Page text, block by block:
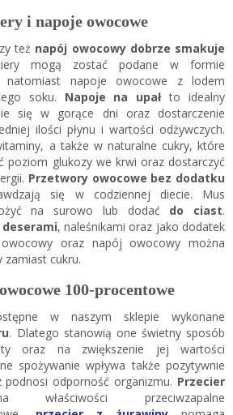
i napoje owocowe
też napój owocowy dobrze smakuje
mogą zostać podane w formie
natomiast napoje owocowe z lodem
soku. Napoje na upałto idealny
się w gorące dni oraz dostarczenie
ilości płynu i wartości odżywczych.
a także w naturalne cukry, które
poziom glukozy we krwi oraz dostarczyć
Przetwory owocowe bez dodatku
się w codziennej diecie. Mus
na surowo lub dodać do ciast.
, naleśnikami oraz jako dodatek
oraz napój owocowy można
zamiast cukru.
100-procentowe
w naszym sklepie wykonane
. Dlatego stanowią one świetny sposób
oraz na zwiększenie jej wartości
spożywanie wpływa także pozytywnie
odporność organizmu. Przecier
przeciwzapalne